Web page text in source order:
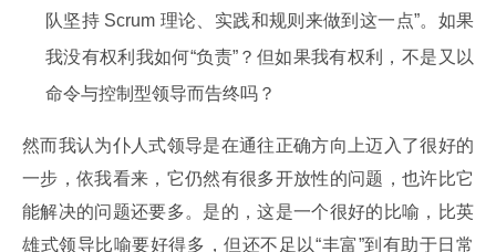
队坚持 Scrum 理论、实践和规则来做到这一点”。如果
我没有权利我如何“负责”？但如果我有权利，不是又以
命令与控制型领导而告终吗？
然而我认为仆人式领导是在通往正确方向上迈入了很好的
一步，依我看来，它仍然有很多开放性的问题，也许比它
能解决的问题还要多。是的，这是一个很好的比喻，比英
雄式领导比喻要好得多，但还不足以“丰富”到有助于日常